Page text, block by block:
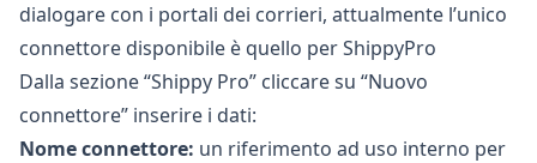
dialogare con i portali dei corrieri, attualmente l’unico
connettore disponibile è quello per ShippyPro
Dalla sezione “Shippy Pro” cliccare su “Nuovo
connettore” inserire i dati:
Nome connettore: un riferimento ad uso interno per